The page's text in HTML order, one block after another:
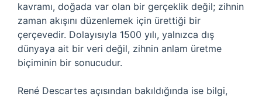
kavramı, doğada var olan bir gerçeklik değil; zihnin
zaman akışını düzenlemek için ürettiği bir
çerçevedir. Dolayısıyla 1500 yılı, yalnızca dış
dünyaya ait bir veri değil, zihnin anlam üretme
biçiminin bir sonucudur.
René Descartes açısından bakıldığında ise bilgi,